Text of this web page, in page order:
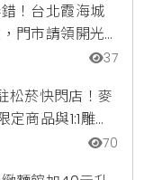
！台北霞海城
門市請領開光
惠一次看
37
松菸快閃店！麥
商品與1:1雕像
70